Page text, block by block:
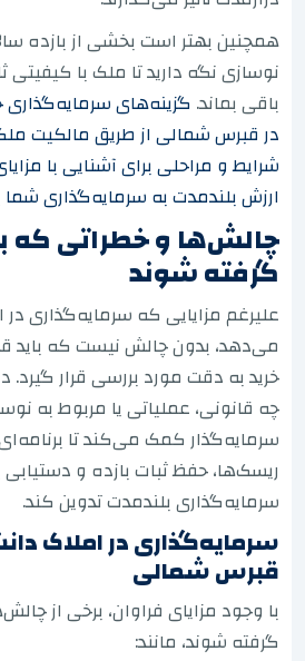
همچنین بهتر است بخشی از بازده
نوسازی نگه دارید تا ملک با کیفیتی
باقی بماند. گزینه‌های سرمایه‌گذاری
در قبرس شمالی از طریق مالکیت
شرایط و مراحلی برای آشنایی با
ارزش بلندمدت به سرمایه‌گذاری شما
چالش‌ها و خطراتی که
گرفته شوند
علیرغم مزایایی که سرمایه‌گذاری در
می‌دهد، بدون چالش نیست که باید
خرید به دقت مورد بررسی قرار گیرد.
چه قانونی، عملیاتی یا مربوط به
سرمایه‌گذار کمک می‌کند تا
ریسک‌ها، حفظ ثبات بازده و
سرمایه‌گذاری بلندمدت تدوین کند.
سرمایه‌گذاری در املاک
قبرس شمالی
با وجود مزایای فراوان، برخی از
گرفته شوند، مانند: